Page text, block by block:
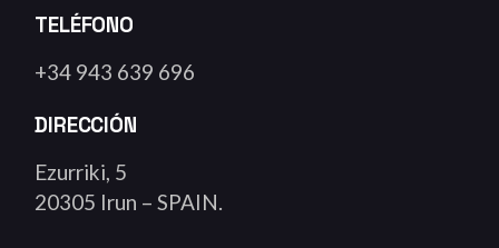
TELÉFONO
+34 943 639 696
DIRECCIÓN
Ezurriki, 5
20305 Irun – SPAIN.